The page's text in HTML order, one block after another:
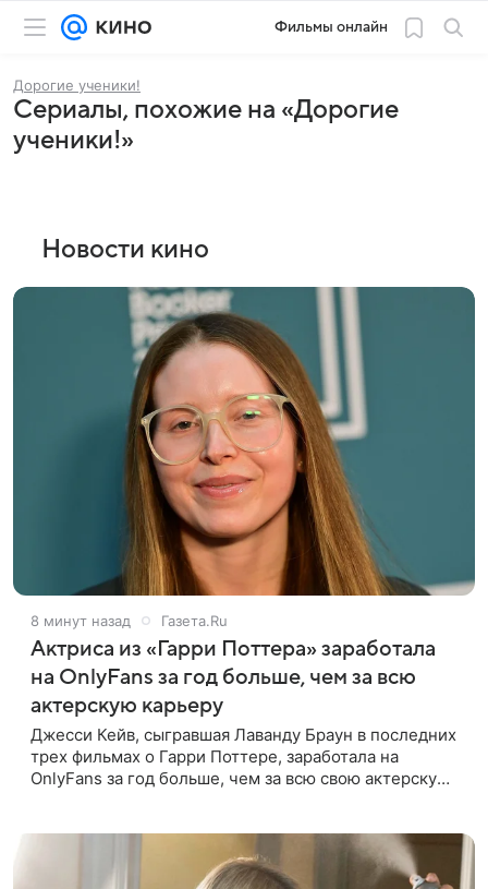
Фильмы онлайн
Дорогие ученики!
Сериалы, похожие на «Дорогие
ученики!»
Новости кино
8 минут назад Газета.Ru
Актриса из «Гарри Поттера» заработала
на OnlyFans за год больше, чем за всю
актерскую карьеру
Джесси Кейв, сыгравшая Лаванду Браун в последних
трех фильмах о Гарри Поттере, заработала на
OnlyFans за год больше, чем за всю свою актерскую